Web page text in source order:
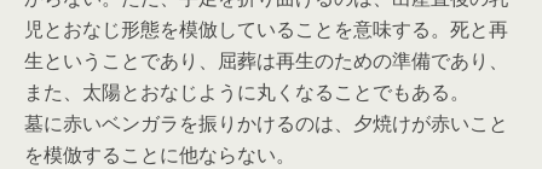
児とおなじ形態を模倣していることを意味する。死と再
生ということであり、屈葬は再生のための準備であり、
また、太陽とおなじように丸くなることでもある。
墓に赤いベンガラを振りかけるのは、夕焼けが赤いこと
を模倣することに他ならない。